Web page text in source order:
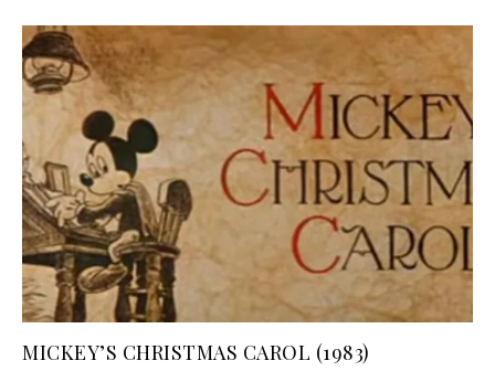
MICKEY’S CHRISTMAS CAROL (1983)